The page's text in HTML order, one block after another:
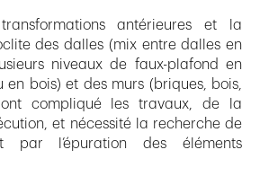
transformations antérieures et la
des dalles (mix entre dalles en
niveaux de faux-plafond en
bois) et des murs (briques, bois,
compliqué les travaux, de la
et nécessité la recherche de
par l’épuration des éléments